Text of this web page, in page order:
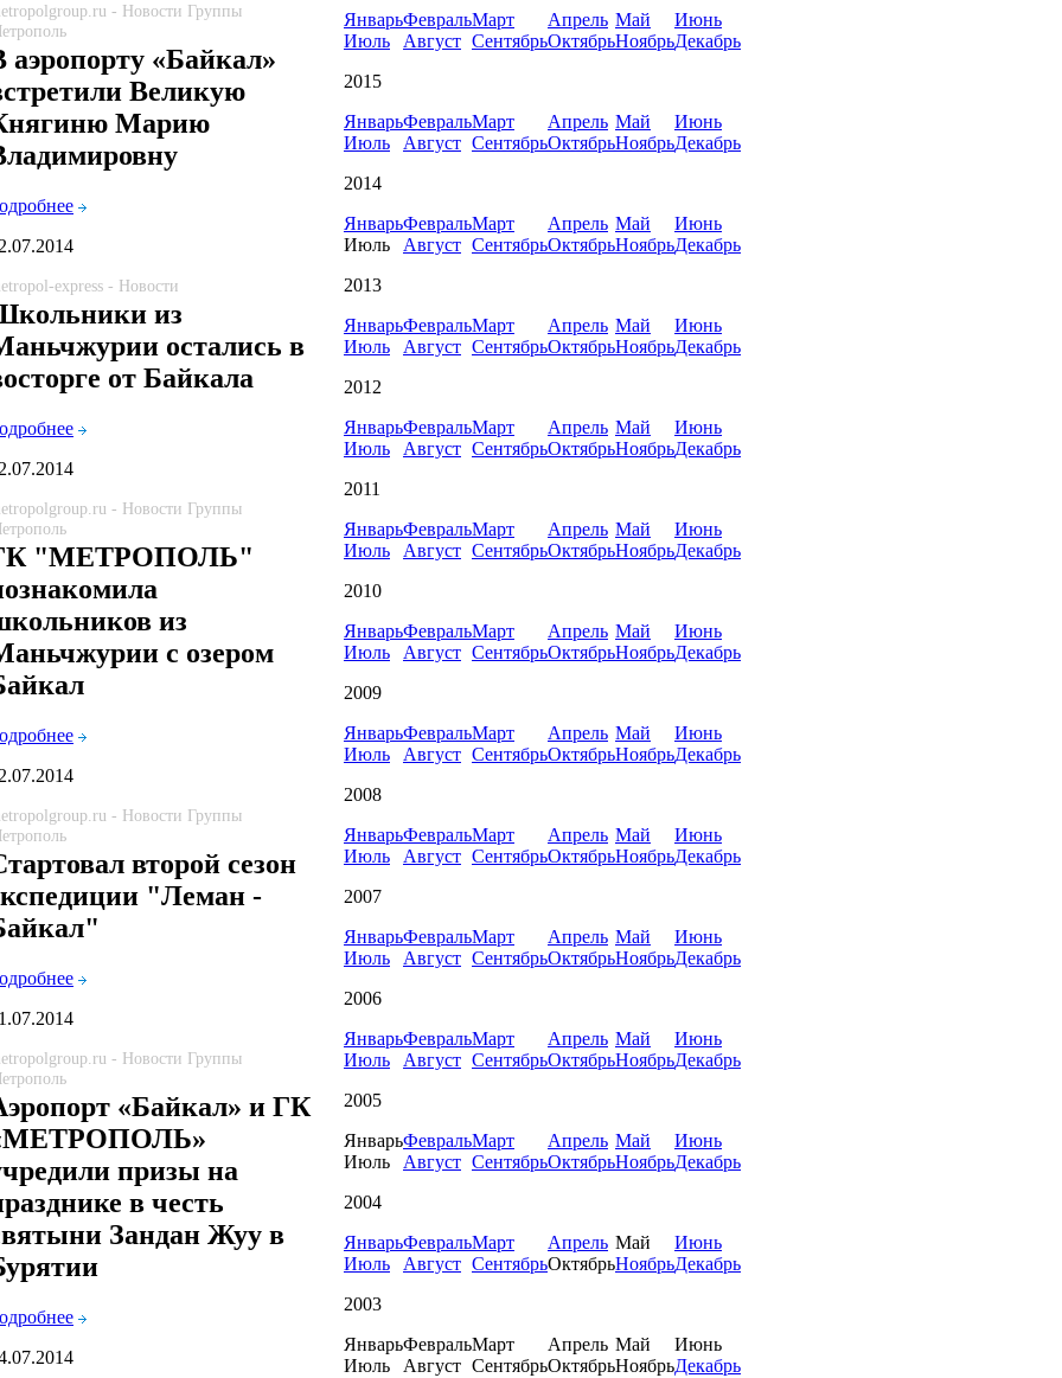
- Новости Группы
аэропорту «Байкал»
Великую
Марию
express - Новости
из
остались в
от Байкала
- Новости Группы
"МЕТРОПОЛЬ"
из
с озером
- Новости Группы
второй сезон
"Леман -
- Новости Группы
«Байкал» и ГК
призы на
в честь
Зандан Жуу в
ЯнварьФевральМарт Апрель Май
Июнь
Июль
Август СентябрьОктябрьНоябрьДекабрь
2015
ЯнварьФевральМарт Апрель Май
Июнь
Июль
Август СентябрьОктябрьНоябрьДекабрь
2014
ЯнварьФевральМарт Апрель Май
Июнь
Июль
Август СентябрьОктябрьНоябрьДекабрь
2013
ЯнварьФевральМарт Апрель Май
Июнь
Июль
Август СентябрьОктябрьНоябрьДекабрь
2012
ЯнварьФевральМарт Апрель Май
Июнь
Июль
Август СентябрьОктябрьНоябрьДекабрь
2011
ЯнварьФевральМарт Апрель Май
Июнь
Июль
Август СентябрьОктябрьНоябрьДекабрь
2010
ЯнварьФевральМарт Апрель Май
Июнь
Июль
Август СентябрьОктябрьНоябрьДекабрь
2009
ЯнварьФевральМарт Апрель Май
Июнь
Июль
Август СентябрьОктябрьНоябрьДекабрь
2008
ЯнварьФевральМарт Апрель Май
Июнь
Июль
Август СентябрьОктябрьНоябрьДекабрь
2007
ЯнварьФевральМарт Апрель Май
Июнь
Июль
Август СентябрьОктябрьНоябрьДекабрь
2006
ЯнварьФевральМарт Апрель Май
Июнь
Июль
Август СентябрьОктябрьНоябрьДекабрь
2005
ЯнварьФевральМарт Апрель Май
Июнь
Июль
Август СентябрьОктябрьНоябрьДекабрь
2004
ЯнварьФевральМарт Апрель Май
Июнь
Июль
Август СентябрьОктябрьНоябрьДекабрь
2003
ЯнварьФевральМарт Апрель Май
Июнь
Июль
Август СентябрьОктябрьНоябрьДекабрь